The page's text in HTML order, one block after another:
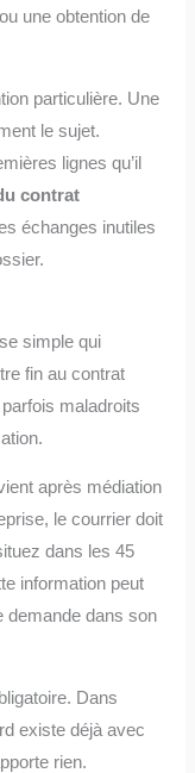
une obtention de
particulière. Une
le sujet.
lignes qu’il
contrat
échanges inutiles
simple qui
fin au contrat
maladroits
après médiation
le courrier doit
dans les 45
information peut
demande dans son
Dans
existe déjà avec
rien.